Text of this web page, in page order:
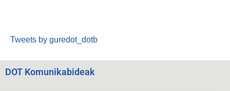
Tweets by guredot_dotb
DOT Komunikabideak